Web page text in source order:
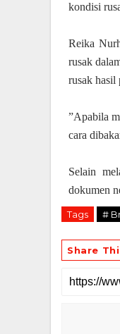
kondisi
Reika
rusak
rusak hasil
”Apabila
cara
Selain
dokumen
Tags #
Share